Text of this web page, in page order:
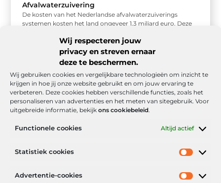
Wij respecteren jouw
privacy en streven ernaar
deze te beschermen.
Wij gebruiken cookies en vergelijkbare technologieën om inzicht te
krijgen in hoe jij onze website gebruikt en om jouw ervaring te
verbeteren. Deze cookies hebben verschillende functies, zoals het
personaliseren van advertenties en het meten van sitegebruik. Voor
uitgebreide informatie, bekijk ons cookiebeleid.
Functionele cookies Altijd actief
Statistiek cookies
Advertentie-cookies
Afvalwaterzuivering
De kosten van het Nederlandse afvalwaterzuiverings
systemen kosten het land ongeveer 1.3 miljard euro. Deze
Onze informatie